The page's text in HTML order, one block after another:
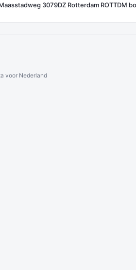
3079DZ Rotterdam ROTTDM
voor Nederland